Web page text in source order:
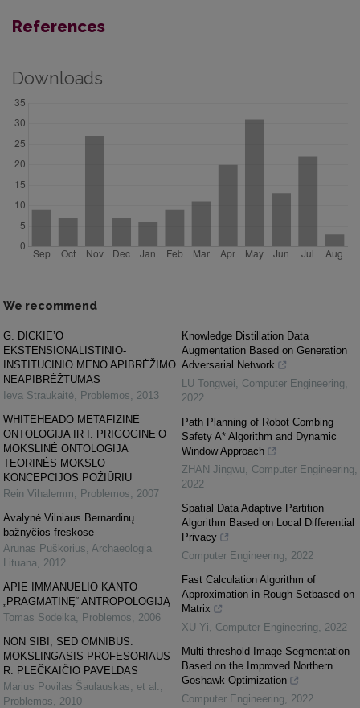
References
Downloads
We recommend
G. DICKIE’O
EKSTENSIONALISTINIO-
INSTITUCINIO MENO APIBRĖŽIMO
NEAPIBRĖŽTUMAS
Ieva Straukaitė, Problemos, 2013
WHITEHEADO METAFIZINĖ
ONTOLOGIJA IR I. PRIGOGINE’O
MOKSLINĖ ONTOLOGIJA
TEORINĖS MOKSLO
KONCEPCIJOS POŽIŪRIU
Rein Vihalemm, Problemos, 2007
Avalynė Vilniaus Bernardinų
bažnyčios freskose
Arūnas Puškorius, Archaeologia
Lituana, 2012
APIE IMMANUELIO KANTO
„PRAGMATINĘ“ ANTROPOLOGIJĄ
Tomas Sodeika, Problemos, 2006
NON SIBI, SED OMNIBUS:
MOKSLINGASIS PROFESORIAUS
R. PLEČKAIČIO PAVELDAS
Marius Povilas Šaulauskas, et al. ,
Problemos, 2010
Knowledge Distillation Data
Augmentation Based on Generation
Adversarial Network
LU Tongwei, Computer Engineering,
2022
Path Planning of Robot Combing
Safety A* Algorithm and Dynamic
Window Approach
ZHAN Jingwu, Computer Engineering,
2022
Spatial Data Adaptive Partition
Algorithm Based on Local Differential
Privacy
Computer Engineering, 2022
Fast Calculation Algorithm of
Approximation in Rough Setbased on
Matrix
XU Yi, Computer Engineering, 2022
Multi-threshold Image Segmentation
Based on the Improved Northern
Goshawk Optimization
Computer Engineering, 2022